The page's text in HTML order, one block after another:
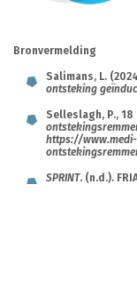
Bronvermelding
Salimans, L.
ontsteking
Selleslagh, P., 18
https://
SPRINT. (n.d.).